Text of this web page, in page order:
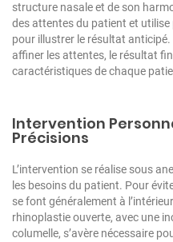
structure nasale et de son
des attentes du patient et
pour illustrer le résultat
affiner les attentes, le résultat
caractéristiques de chaque
Intervention
Précisions
L’intervention se réalise sous
les besoins du patient. Pour
se font généralement à
rhinoplastie ouverte, avec une
columelle, s’avère nécessaire